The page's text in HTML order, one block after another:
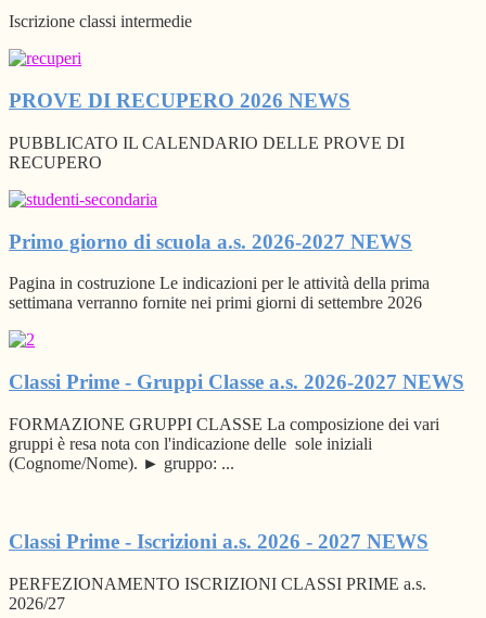
Iscrizione classi intermedie
PROVE DI RECUPERO 2026 NEWS
PUBBLICATO IL CALENDARIO DELLE PROVE DI
RECUPERO
Primo giorno di scuola a.s. 2026-2027 NEWS
Pagina in costruzione Le indicazioni per le attività della prima
settimana verranno fornite nei primi giorni di settembre 2026
Classi Prime - Gruppi Classe a.s. 2026-2027 NEWS
FORMAZIONE GRUPPI CLASSE La composizione dei vari
gruppi è resa nota con l'indicazione delle sole iniziali
(Cognome/Nome). ► gruppo: ...
Classi Prime - Iscrizioni a.s. 2026 - 2027 NEWS
PERFEZIONAMENTO ISCRIZIONI CLASSI PRIME a.s.
2026/27